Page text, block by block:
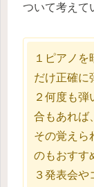
ついて考えて
１ピアノを
だけ正確に
２何度も
合もあれば
その覚えら
のもおすす
３発表会